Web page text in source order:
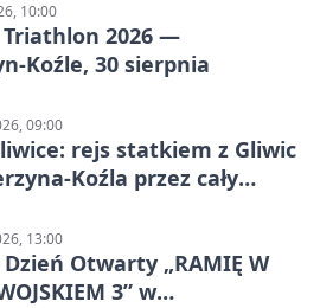
10:00
2026 —
Koźle, 30 sierpnia
09:00
rejs statkiem z Gliwic
Koźla przez cały
13:00
Otwarty „RAMIĘ W
3” w